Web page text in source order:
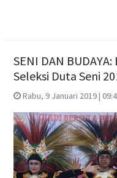
SENI DAN
Seleksi Duta Seni
Rabu, 9 Januari 2019 |